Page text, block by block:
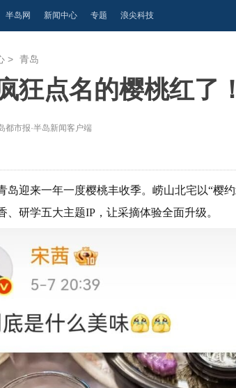
半岛网 新闻中心 专题 浪尖科技
> 青岛
狂点名的樱桃红了
都市报·半岛新闻客户端
岛迎来一年一度樱桃丰收季。崂山北宅以“樱
、研学五大主题IP，让采摘体验全面升级。